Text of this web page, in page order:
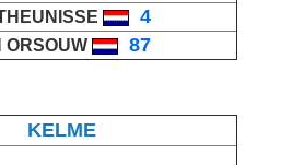
4
ORSOUW 87
KELME